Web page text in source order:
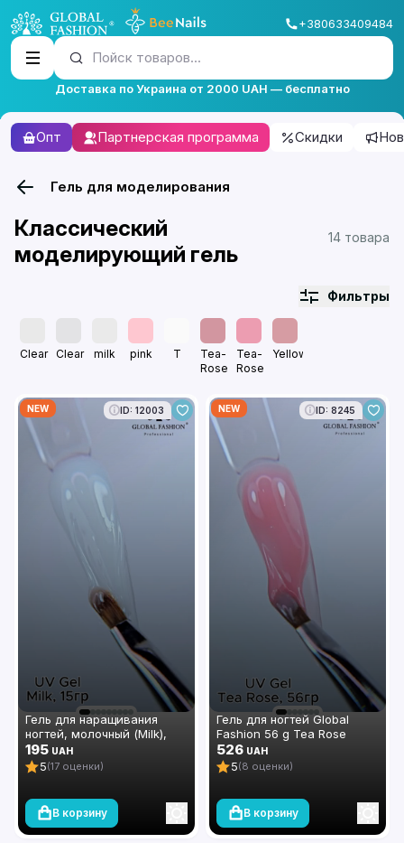
+380633409484
Пойск товаров...
Доставка по Украина от 2000 UAH — бесплатно
Опт Партнерская программа Скидки
Гель для моделирования
Классический
моделирующий гель
14 товара
Фильтры
Clear Clear milk pink T
Tea-
Rose
Tea-
Rose
Yellowish
NEW ID: 12003
Гель для наращивания
ногтей, молочный (Milk),
Global Fashion, 15 гр
195 UAH
5(17 оценки)
В корзину
NEW ID: 8245
Гель для ногтей Global
Fashion 56 g Tea Rose
526 UAH
5(8 оценки)
В корзину